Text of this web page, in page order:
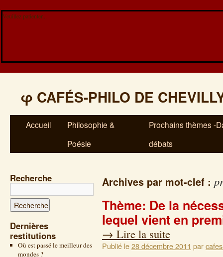
Veuillez patienter...
φ CAFÉS-PHILO DE
Accueil
Philosophie &
Poésie
Prochains thèmes -
débats
Recherche
Dernières
restitutions
Où est passé le meilleur des
mondes ?
Archives par mot-clef :
Thème: De la
lequel vient en
→ Lire la suite
Publié le28 décembre 2011 par